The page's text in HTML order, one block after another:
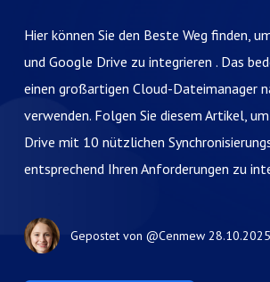
Hier können Sie den Beste Weg finden,
und Google Drive zu integrieren . Das
einen großartigen Cloud-Dateimanager
verwenden. Folgen Sie diesem Artikel,
Drive mit 10 nützlichen
entsprechend Ihren Anforderungen zu
Gepostet von @Cenmew 28.10.2025